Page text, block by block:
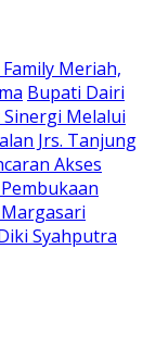
Meriah,
Bupati Dairi
Sinergi Melalui
Jrs. Tanjung
Akses
Syahputra